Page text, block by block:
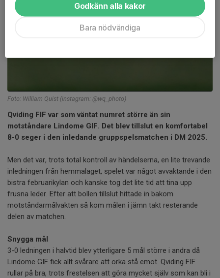
Foto: William Quist (instagram: @wq_photo)
Qviding FIF var som väntat numret större än sin
motståndare Lindome GIF. Det blev tillslut en komfortabel
8-0 seger i den inledande gruppspelsmatchen i DM 2025.
Men det var, trots total kontroll av händelserna, en lite trevande
inledningen från hemmalaget, spelet var något avvaktande i den
bistra februarikylan och kanske tog det lite tid att tina upp
frusna leder. Efter att bollen tillslut hittade in bakom
motståndarmålvakten så kom målen i jämn takt resterande
delen av matchen.
Snygga mål
3-0 ledningen i halvtid blev ytterligare 5 mål större i andra då
Lindome GIF fick allt svårare att orka stå emot. Qviding FIF
rullar på bra, trots frestelsen att göra mycket själv som kan bli i
Godkänn alla kakor
Bara nödvändiga